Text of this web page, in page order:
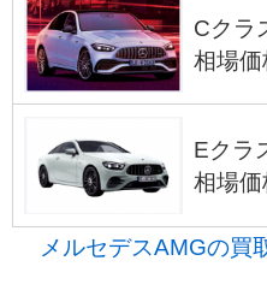
Cクラ
相場
Eクラ
相場価
メルセデスAMGの買